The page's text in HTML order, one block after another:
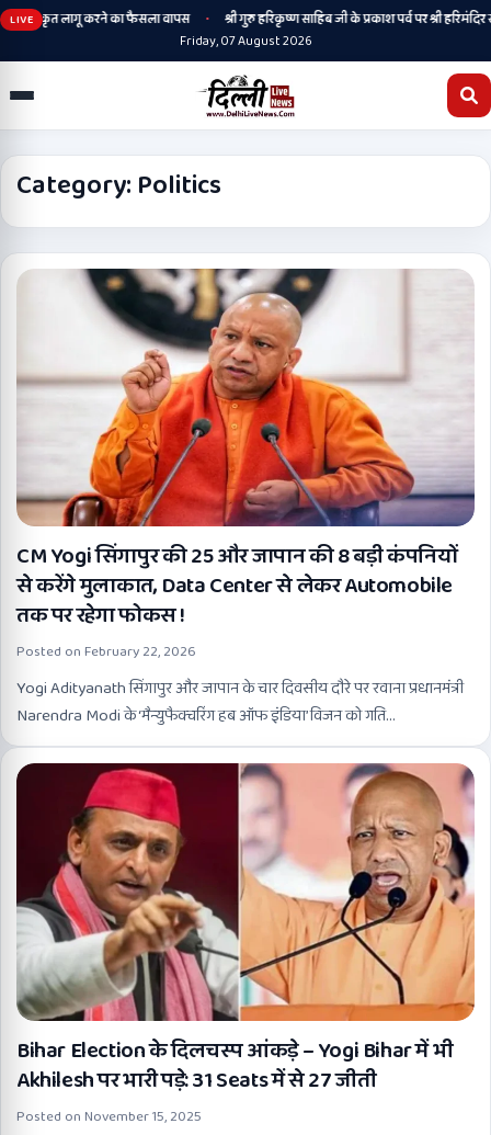
LIVEलागू करने का फैसला वापस •
श्री गुरु हरिकृष्ण साहिब जी के प्रकाश पर्व पर श्री हरिमंदिर
Friday, 07 August 2026
Category: Politics
CM Yogi सिंगापुर की 25 और जापान की 8 बड़ी कंपनियों
से करेंगे मुलाकात, Data Center से लेकर Automobile
तक पर रहेगा फोकस !
Posted onFebruary 22, 2026
Yogi Adityanath सिंगापुर और जापान के चार दिवसीय दौरे पर रवाना प्रधानमंत्री
Narendra Modi के ‘मैन्युफैक्चरिंग हब ऑफ इंडिया’ विजन को गति…
Bihar Election के दिलचस्प आंकड़े – Yogi Bihar में भी
Akhilesh पर भारी पड़े: 31 Seats में से 27 जीती
Posted onNovember 15, 2025